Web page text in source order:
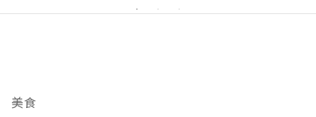
美食